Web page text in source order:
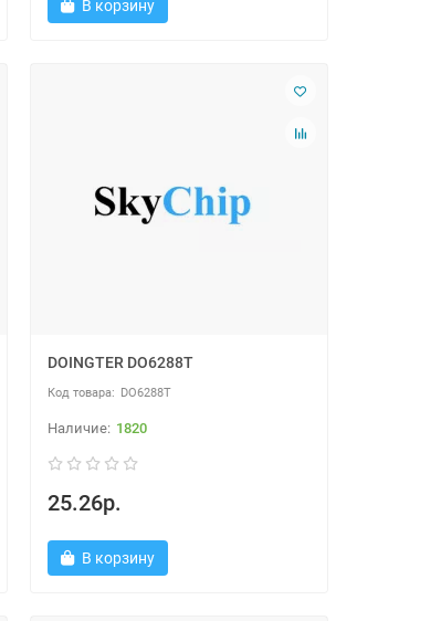
В корзину
DOINGTER DO6288T
DO6288T
1820
25.26р.
В корзину